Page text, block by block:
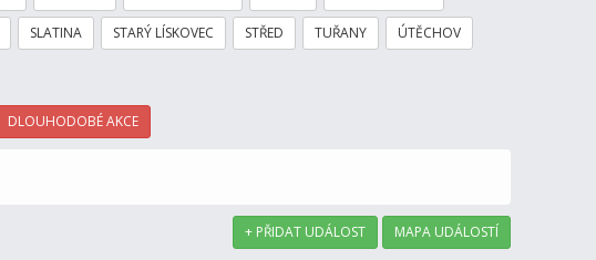
SLATINA STARÝ LÍSKOVEC STŘED TUŘANY ÚTĚCHOV
DLOUHODOBÉ AKCE
+ PŘIDAT UDÁLOST MAPA UDÁLOSTÍ